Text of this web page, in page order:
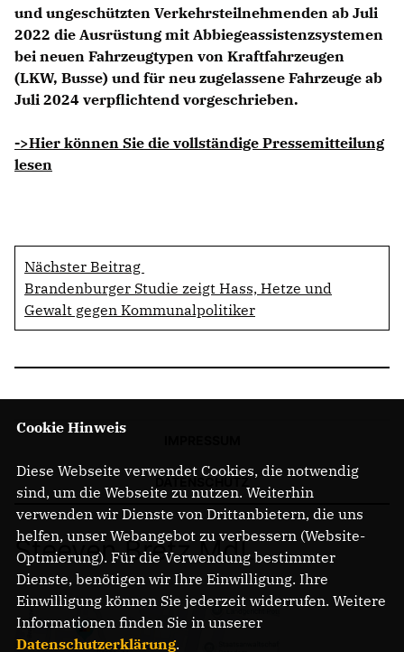
und ungeschützten Verkehrsteilnehmenden ab Juli
2022 die Ausrüstung mit Abbiegeassistenzsystemen
bei neuen Fahrzeugtypen von Kraftfahrzeugen
(LKW, Busse) und für neu zugelassene Fahrzeuge ab
Juli 2024 verpflichtend vorgeschrieben.
->Hier können Sie die vollständige Pressemitteilung
lesen
Nächster Beitrag
Brandenburger Studie zeigt Hass, Hetze und
Gewalt gegen Kommunalpolitiker
Steeven Bretz MdL
Cookie Hinweis
Diese Webseite verwendet Cookies, die notwendig
sind, um die Webseite zu nutzen. Weiterhin
verwenden wir Dienste von Drittanbietern, die uns
helfen, unser Webangebot zu verbessern (Website-
Optmierung). Für die Verwendung bestimmter
Dienste, benötigen wir Ihre Einwilligung. Ihre
Einwilligung können Sie jederzeit widerrufen. Weitere
Informationen finden Sie in unserer
Datenschutzerklärung.